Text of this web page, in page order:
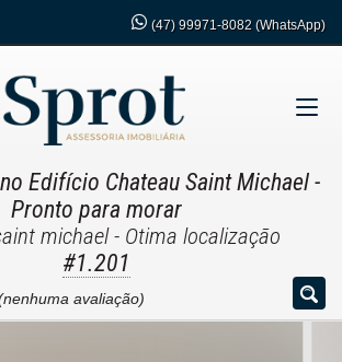
(47) 99971-8082 (WhatsApp)
Edifício Chateau Saint Michael-
Pronto para morar
michael - Otima localização
#1.201
avaliação)